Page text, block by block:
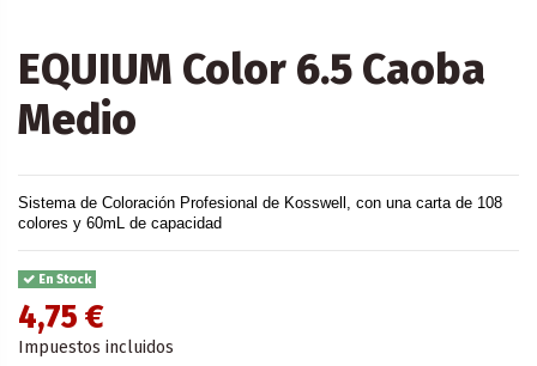
EQUIUM Color 6.5 Caoba
Medio
Sistema de Coloración Profesional de Kosswell, con una carta de 108
colores y 60mL de capacidad
En Stock
4,75 €
Impuestos incluidos